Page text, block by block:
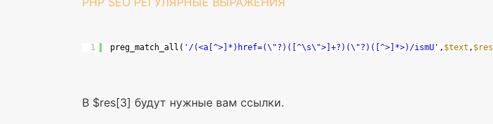
1 preg_match_all( '/(<a[^>]*)href=(\"?)([^\s\">]+?)(\"?)([^>]*>)/ismU' , $text , $res
В $res[3] будут нужные вам ссылки.